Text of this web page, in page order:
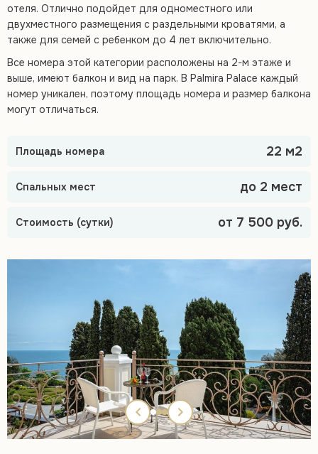
отеля. Отлично подойдет для одноместного или
двухместного размещения с раздельными кроватями, а
также для семей с ребенком до 4 лет включительно.
Все номера этой категории расположены на 2-м этаже и
выше, имеют балкон и вид на парк. В Palmira Palace каждый
номер уникален, поэтому площадь номера и размер балкона
могут отличаться.
Площадь номера 22 м2
Спальных мест до 2 мест
Стоимость (сутки) от 7 500 руб.